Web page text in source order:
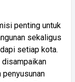
penting untuk
sekaligus
setiap kota.
disampaikan
penyusunan